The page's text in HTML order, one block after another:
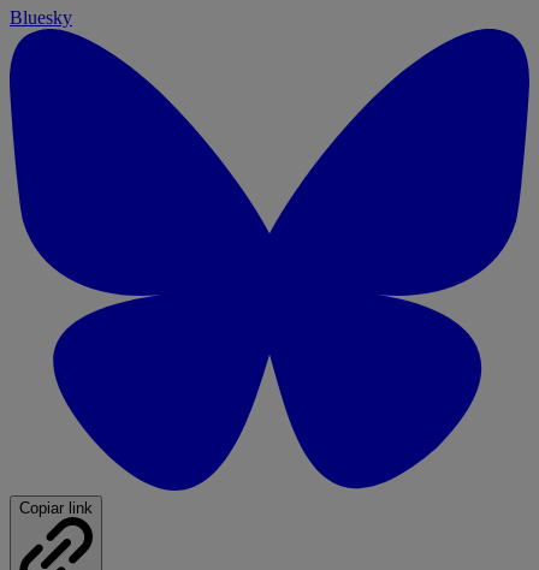
Bluesky
Copiar link